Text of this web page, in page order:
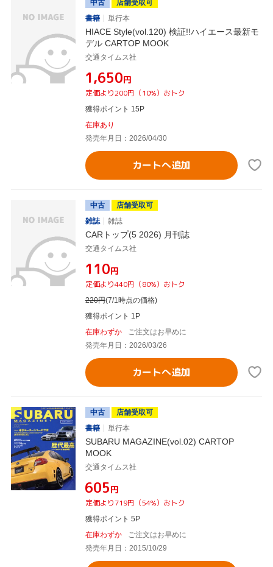
中古
店舗受取可
書籍
単行本
HIACE Style(vol.120) 検証!!ハイエース最新モ
デル CARTOP MOOK
交通タイムス社
¥1,650円
定価より200円（10%）おトク
獲得ポイント 15P
在庫あり
発売年月日：2026/04/30
カートへ追加
中古
店舗受取可
雑誌
雑誌
CARトップ(5 2026) 月刊誌
交通タイムス社
¥110円
定価より440円（80%）おトク
220円(7/1時点の価格)
獲得ポイント 1P
在庫わずか
ご注文はお早めに
発売年月日：2026/03/26
カートへ追加
中古
店舗受取可
書籍
単行本
SUBARU MAGAZINE(vol.02) CARTOP
MOOK
交通タイムス社
¥605円
定価より719円（54%）おトク
獲得ポイント 5P
在庫わずか
ご注文はお早めに
発売年月日：2015/10/29